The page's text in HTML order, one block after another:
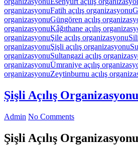
organizasyonuFatih açılış organizasyonu
organizasyonuGüngören açılış
organizasyonuKâğıthane açılış
organizasyonuŞile açılış organizasyonu
organizasyonuŞişli açılış organizasyonu
organizasyonuSultangazi açılış
organizasyonuÜmraniye açılış
organizasyonuZeytinburnu açılış
Şişli Açılış Organizasyonu
Admin No Comments
Şişli Açılış Organizasyonu